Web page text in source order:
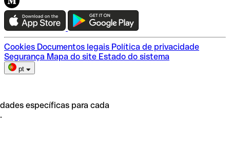
Teste a Qonto
Escolha do plano
Cookies Documentos legais Política de privacidade
Segurança Mapa do site Estado do sistema
pt
específicas para cada